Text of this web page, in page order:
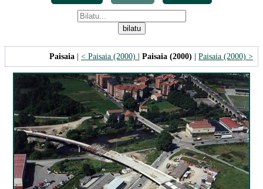
Paisaia | < Paisaia (2000) | Paisaia (2000) | Paisaia (2000) >